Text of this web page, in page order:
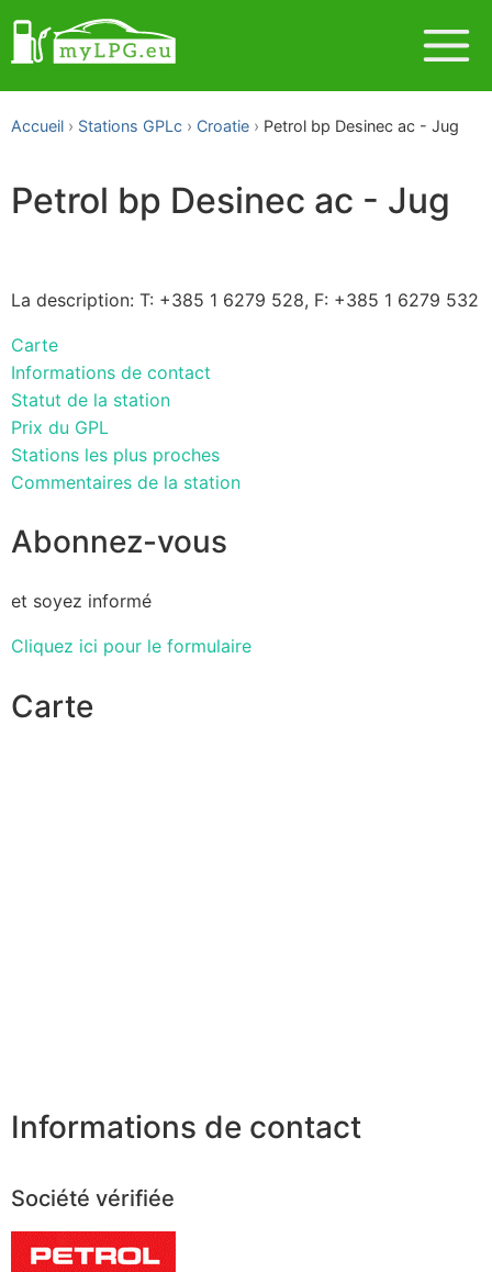
Accueil Stations GPLc Croatie Petrol bp Desinec ac - Jug
Petrol bp Desinec ac - Jug
La description: T: +385 1 6279 528, F: +385 1 6279 532
Carte
Informations de contact
Statut de la station
Prix du GPL
Stations les plus proches
Commentaires de la station
Abonnez-vous
et soyez informé
Cliquez ici pour le formulaire
Carte
Informations de contact
Société vérifiée